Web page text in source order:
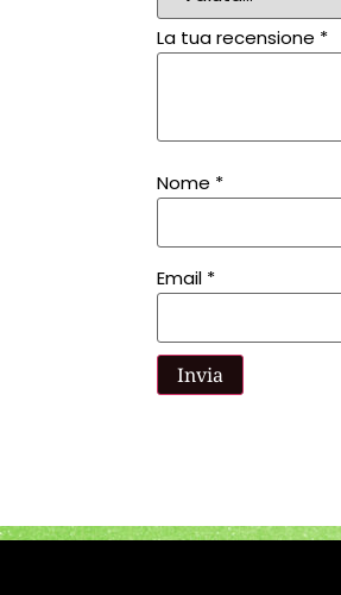
La tua recensione *
Nome *
Email *